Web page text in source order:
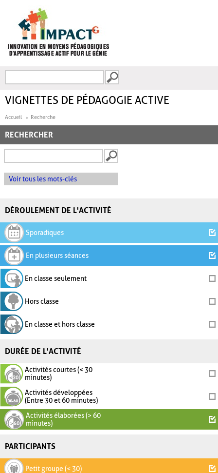
FORMULAIRE DE
VIGNETTES DE PÉDAGOGIE ACTIVE
Accueil Recherche
RECHERCHER
Voir tous les mots-clés
DÉROULEMENT DE L'ACTIVITÉ
Sporadiques
En plusieurs séances
En classe seulement
Hors classe
En classe et hors classe
DURÉE DE L'ACTIVITÉ
Activités courtes (< 30
minutes)
Activités développées
(Entre 30 et 60 minutes)
Activités élaborées (> 60
minutes)
PARTICIPANTS
Petit groupe (< 30)